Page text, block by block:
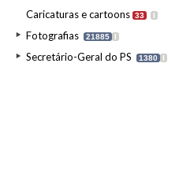
Caricaturas e cartoons 33 I
Fotografias 21885 I
Secretário-Geral do PS 1380 I